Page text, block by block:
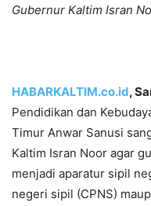
Gubernur Kaltim Isran
HABARKALTIM.co.id,
Pendidikan dan
Timur Anwar Sanusi
Kaltim Isran Noor agar
menjadi aparatur sipil
negeri sipil (CPNS)